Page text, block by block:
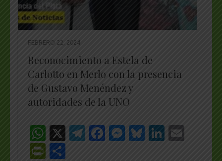
FEBRERO 22, 2024
Reconocimiento a Estela de
Carlotto en Merlo con la presencia
de Gustavo Menéndez y
autoridades de la UNO
WhatsApp
X Telegram
Facebook
Messenger
Bluesky
PrintFriendly